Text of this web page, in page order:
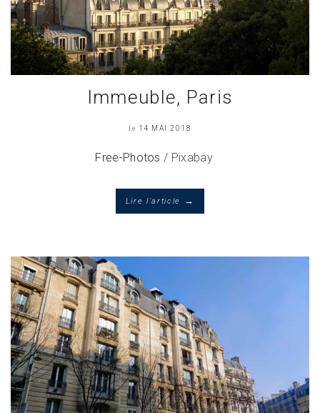
Immeuble, Paris
le 14 MAI 2018
Free-Photos / Pixabay
Lire l'article →